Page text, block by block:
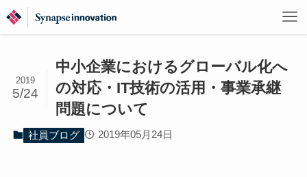
中小企業におけるグローバル化へ
の対応・IT技術の活用・事業承継
問題について
2019
5/24
社員ブログ 2019年05月24日